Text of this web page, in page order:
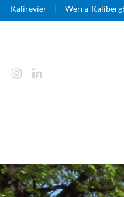
Kalirevier | Werra-